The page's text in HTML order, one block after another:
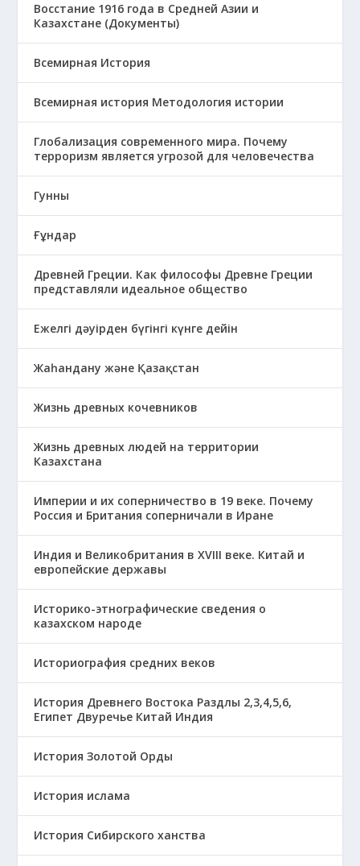
Восстание 1916 года в Средней Азии и
Казахстане (Документы)
Всемирная История
Всемирная история Методология истории
Глобализация современного мира. Почему
терроризм является угрозой для человечества
Гунны
Ғұндар
Древней Греции. Как философы Древне Греции
представляли идеальное общество
Ежелгі дәуірден бүгінгі күнге дейін
Жаһандану және Қазақстан
Жизнь древных кочевников
Жизнь древных людей на территории
Казахстана
Империи и их соперничество в 19 веке. Почему
Россия и Британия соперничали в Иране
Индия и Великобритания в XVIII веке. Китай и
европейские державы
Историко-этнографические сведения о
казахском народе
Историография средних веков
История Древнего Востока Раздлы 2,3,4,5,6,
Египет Двуречье Китай Индия
История Золотой Орды
История ислама
История Сибирского ханства